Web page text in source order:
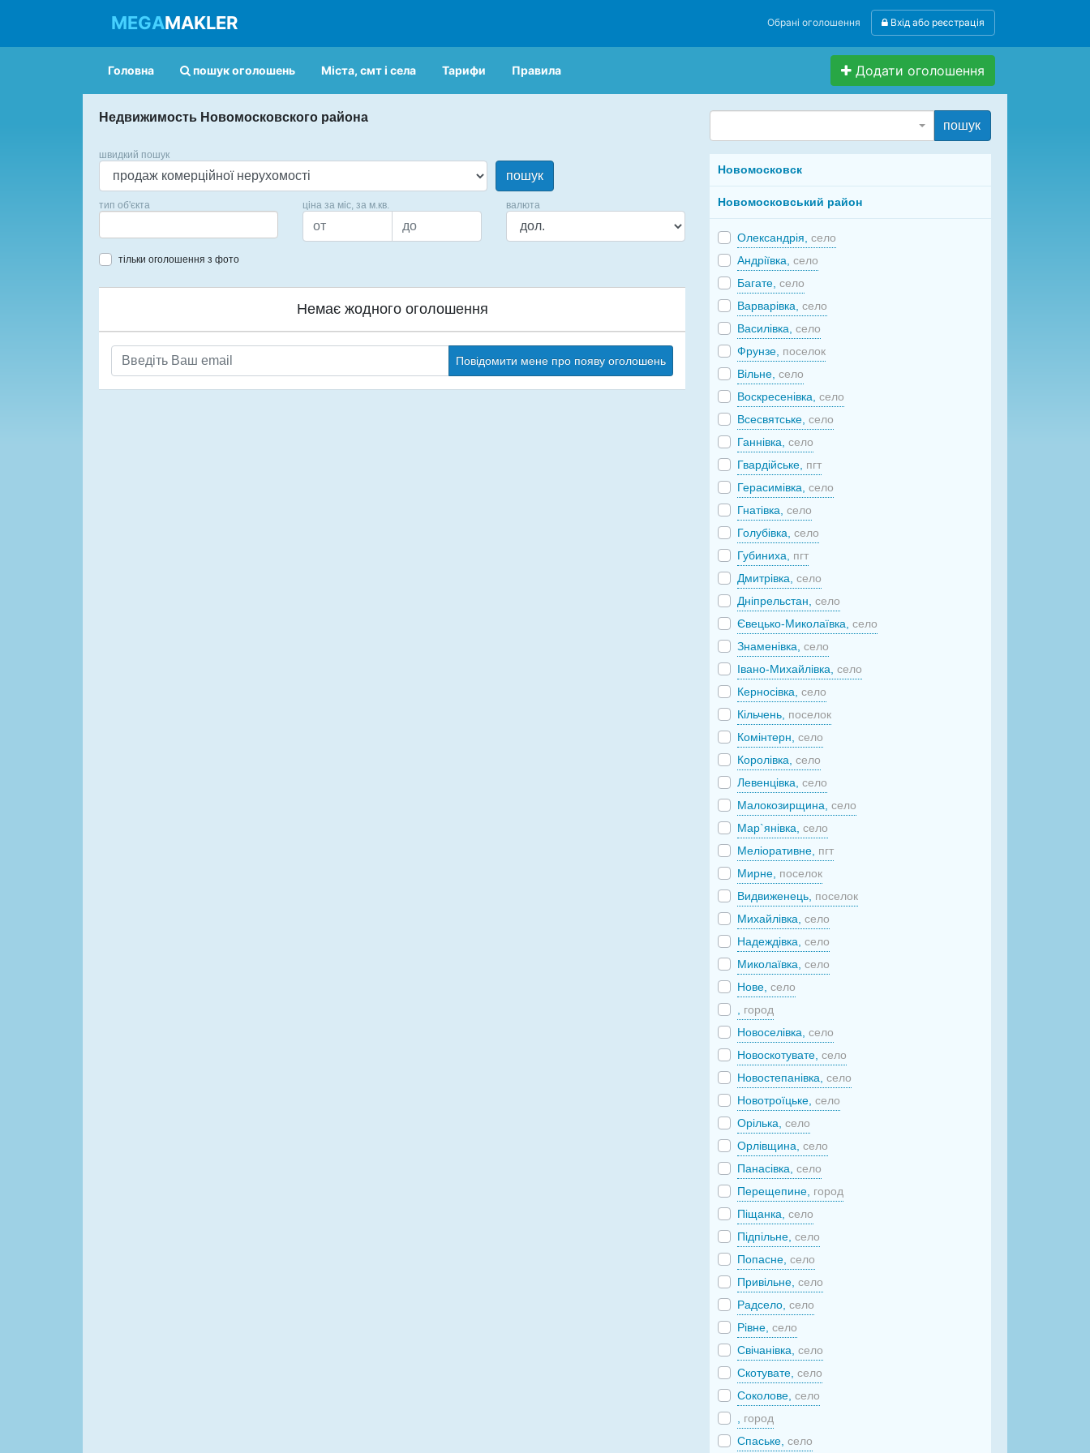
MEGAMAKLER Обрані оголошення Вхід або реєстрація
Головна пошук оголошень Міста, смт і села Тарифи Правила Додати оголошення
Недвижимость Новомосковского района
швидкий пошук
пошук
тип об'єкта ціна за міс, за м.кв. валюта
тільки оголошення з фото
Немає жодного оголошення
Повідомити мене про появу оголошень
пошук
Новомосковск
Новомосковський район
Олександрія,село
Андріївка,село
Багате,село
Варварівка,село
Василівка,село
Фрунзе, поселок
Вільне,село
Воскресенівка,село
Всесвятське,село
Ганнівка,село
Гвардійське, пгт
Герасимівка,село
Гнатівка,село
Голубівка,село
Губиниха, пгт
Дмитрівка,село
Дніпрельстан,село
Євецько-Миколаївка,село
Знаменівка,село
Івано-Михайлівка,село
Керносівка,село
Кільчень, поселок
Комінтерн,село
Королівка,село
Левенцівка,село
Малокозирщина,село
Мар`янівка,село
Меліоративне, пгт
Мирне, поселок
Видвиженець, поселок
Михайлівка,село
Надеждівка,село
Миколаївка,село
Нове,село
город
Новоселівка,село
Новоскотувате,село
Новостепанівка,село
Новотроїцьке,село
Орілька,село
Орлівщина,село
Панасівка,село
Перещепине, город
Піщанка,село
Підпільне,село
Попасне,село
Привільне,село
Радсело,село
Рівне,село
Свічанівка,село
Скотувате,село
Соколове,село
город
Спаське,село